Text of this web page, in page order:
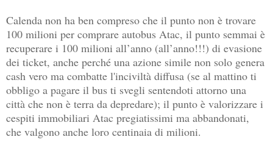
Calenda non ha ben compreso che il punto non è trovare
100 milioni per comprare autobus Atac, il punto semmai è
recuperare i 100 milioni all’anno (all’anno!!!) di evasione
dei ticket, anche perché una azione simile non solo genera
cash vero ma combatte l'inciviltà diffusa (se al mattino ti
obbligo a pagare il bus ti svegli sentendoti attorno una
città che non è terra da depredare); il punto è valorizzare i
cespiti immobiliari Atac pregiatissimi ma abbandonati,
che valgono anche loro centinaia di milioni.